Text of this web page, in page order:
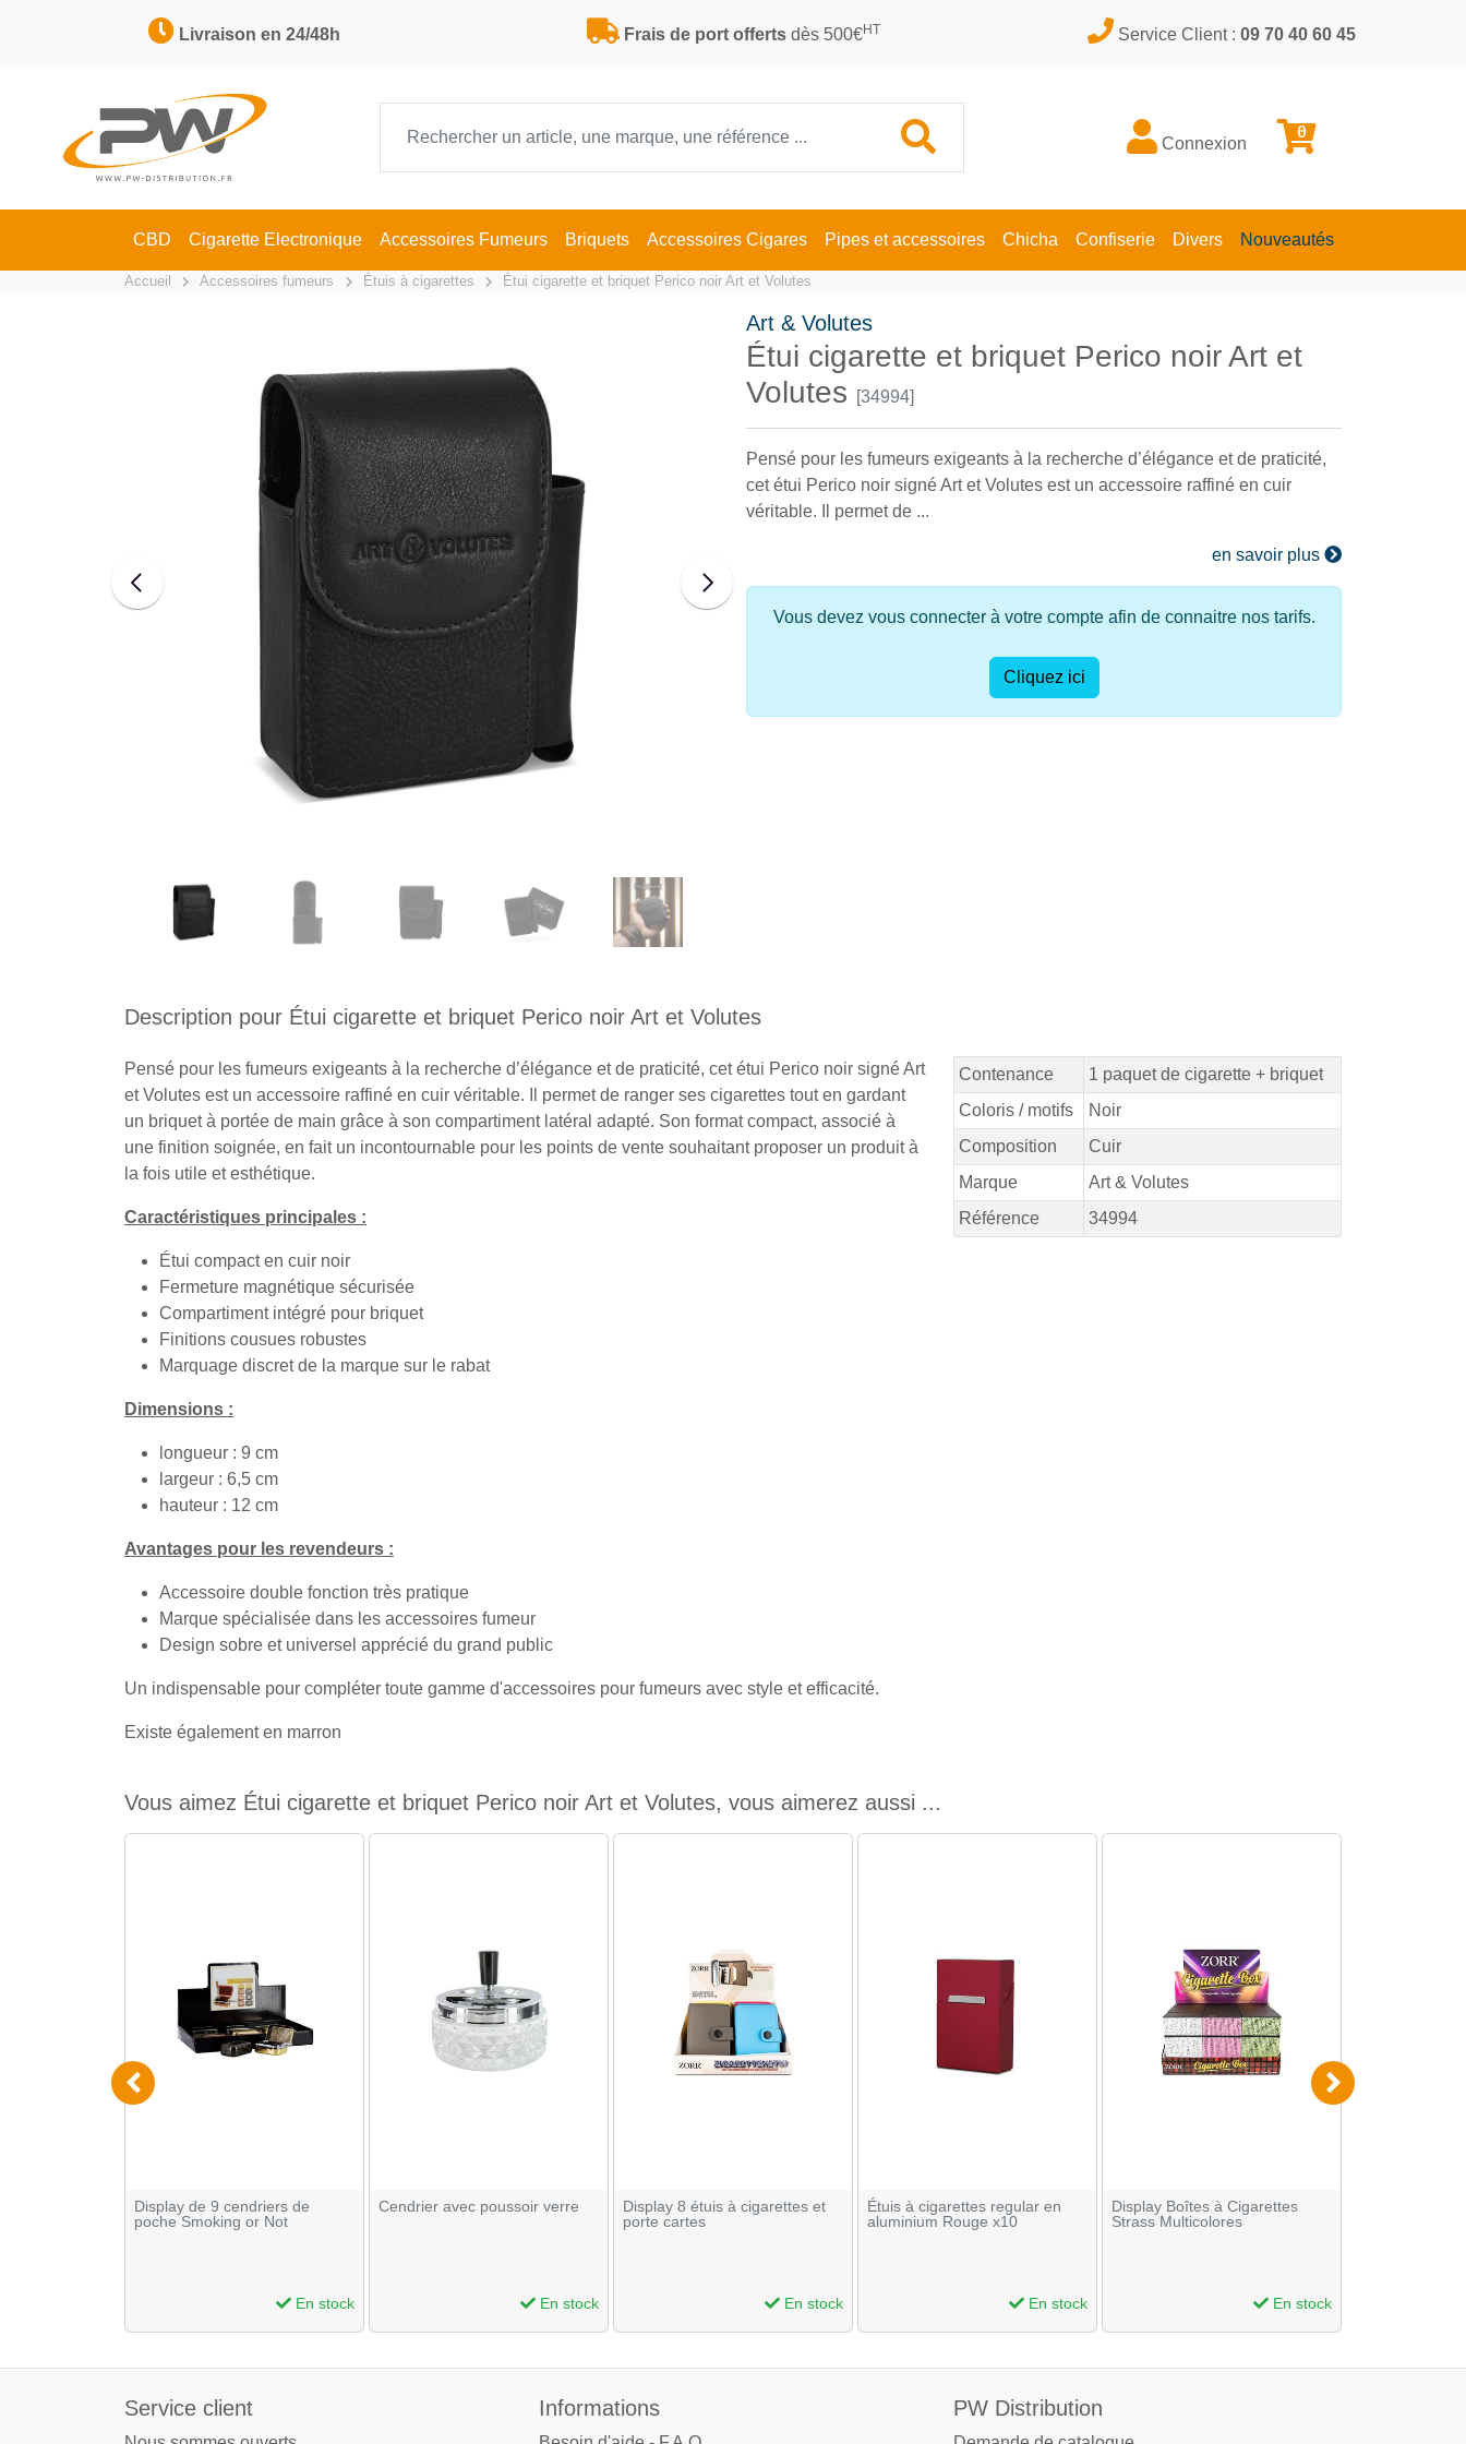
Livraison en 24/48h Frais de port offertsdès 500€HT Service Client : 09 70 40 60 45
Connexion
0
CBD Cigarette Electronique Accessoires Fumeurs Briquets Accessoires Cigares Pipes et accessoires Chicha Confiserie Divers Nouveautés
Accueil Accessoires fumeurs Étuis à cigarettes Étui cigarette et briquet Perico noir Art et Volutes
Art & Volutes
Étui cigarette et briquet Perico noir Art et
Volutes
[34994]
Pensé pour les fumeurs exigeants à la recherche d’élégance et de praticité,
cet étui Perico noir signé Art et Volutes est un accessoire raffiné en cuir
véritable. Il permet de ...
en savoir plus
Vous devez vous connecter à votre compte afin de connaitre nos tarifs.
Cliquez ici
Description pour Étui cigarette et briquet Perico noir Art et Volutes
Pensé pour les fumeurs exigeants à la recherche d’élégance et de praticité, cet étui Perico noir signé Art
et Volutes est un accessoire raffiné en cuir véritable. Il permet de ranger ses cigarettes tout en gardant
un briquet à portée de main grâce à son compartiment latéral adapté. Son format compact, associé à
une finition soignée, en fait un incontournable pour les points de vente souhaitant proposer un produit à
la fois utile et esthétique.
Caractéristiques principales :
Étui compact en cuir noir
Fermeture magnétique sécurisée
Compartiment intégré pour briquet
Finitions cousues robustes
Marquage discret de la marque sur le rabat
Dimensions :
longueur : 9 cm
largeur : 6,5 cm
hauteur : 12 cm
Avantages pour les revendeurs :
Accessoire double fonction très pratique
Marque spécialisée dans les accessoires fumeur
Design sobre et universel apprécié du grand public
Un indispensable pour compléter toute gamme d'accessoires pour fumeurs avec style et efficacité.
Existe également en marron
Contenance
1 paquet de cigarette + briquet
Coloris / motifs
Noir
Composition
Cuir
Marque
Art & Volutes
Référence
34994
Vous aimez Étui cigarette et briquet Perico noir Art et Volutes, vous aimerez aussi ...
Display de 9 cendriers de
poche Smoking or Not
En stock
Cendrier avec poussoir verre
En stock
Display 8 étuis à cigarettes et
porte cartes
En stock
Étuis à cigarettes regular en
aluminium Rouge x10
En stock
Display Boîtes à Cigarettes
Strass Multicolores
En stock
Service client Informations PW Distribution